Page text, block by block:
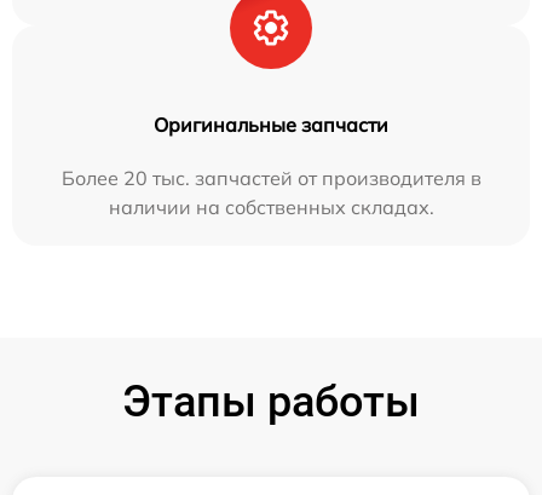
Оригинальные запчасти
Более 20 тыс. запчастей от производителя в
наличии на собственных складах.
Этапы работы